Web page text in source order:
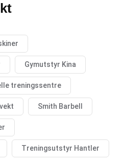
Gymutstyr Kina
treningssentre
Smith Barbell
Treningsutstyr Hantler